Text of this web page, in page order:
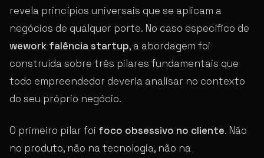
revela princípios universais que se aplicam a
negócios de qualquer porte. No caso específico de
wework falência startup, a abordagem foi
construída sobre três pilares fundamentais que
todo empreendedor deveria analisar no contexto
do seu próprio negócio.
O primeiro pilar foi foco obsessivo no cliente. Não
no produto, não na tecnologia, não na